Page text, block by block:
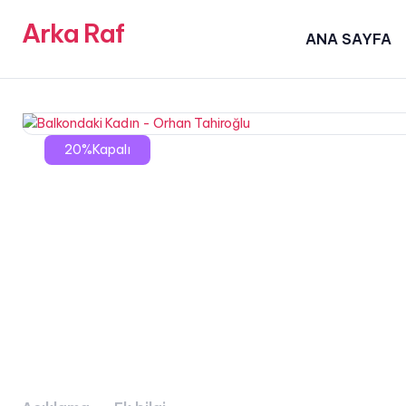
Arka Raf ANA SAYFA
20%Kapalı